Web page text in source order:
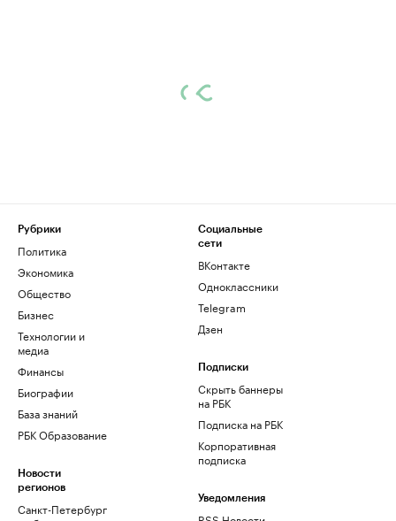
Рубрики
Политика
Экономика
Общество
Бизнес
Технологии и
медиа
Финансы
Биографии
База знаний
РБК Образование
Новости
регионов
Санкт-Петербург
Социальные
сети
ВКонтакте
Одноклассники
Telegram
Дзен
Подписки
Скрыть баннеры
на РБК
Подписка на РБК
Корпоративная
подписка
Уведомления